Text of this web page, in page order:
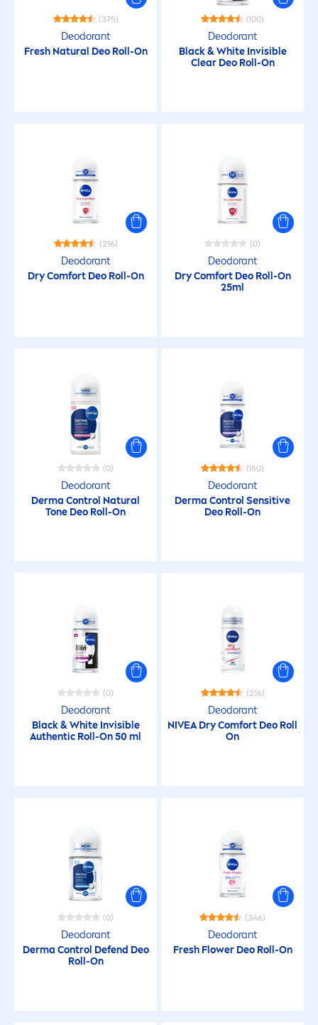
(375)
Deodorant
Fresh Natural Deo Roll-On
(100)
Deodorant
Black&WhiteInvisible
Clear Deo Roll-On
(216)
Deodorant
Dry Comfort Deo Roll-On
(0)
Deodorant
Dry Comfort Deo Roll-On
25ml
(0)
Deodorant
Derma Control Natural
Tone Deo Roll-On
(150)
Deodorant
Derma Control Sensitive
Deo Roll-On
(0)
Deodorant
Black&WhiteInvisible
Authentic Roll-On 50 ml
(216)
Deodorant
NIVEADry Comfort Deo Roll
On
(0)
Deodorant
Derma Control Defend Deo
Roll-On
(346)
Deodorant
FreshFlower Deo Roll-On